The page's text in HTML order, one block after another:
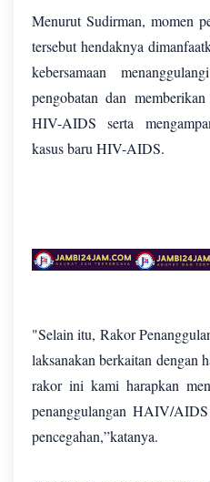
Menurut Sudirman, momen
tersebut hendaknya
kebersamaan
pengobatan dan
HIV-AIDS serta
kasus baru HIV-AIDS.
"Selain itu, Rakor
laksanakan berkaitan
rakor ini kami harapkan
penanggulangan HAIV/
pencegahan,”katanya.